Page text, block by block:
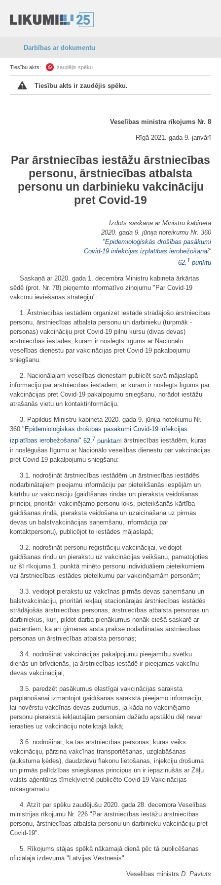
Darbības ar dokumentu
Tiesību akts: zaudējis spēku
Tiesību akts ir zaudējis spēku.
Veselības ministra rīkojums Nr. 8
Rīgā 2021. gada 9. janvārī
Par ārstniecības iestāžu ārstniecības
personu, ārstniecības atbalsta
personu un darbinieku vakcināciju
pret Covid-19
Izdots saskaņā ar Ministru kabineta
2020. gada 9. jūnija noteikumu Nr. 360
"Epidemioloģiskās drošības pasākumi
Covid-19 infekcijas izplatības ierobežošanai"
62. 1 punktu
Saskaņā ar 2020. gada 1. decembra Ministru kabineta ārkārtas
sēdē (prot. Nr. 78) pieņemto informatīvo ziņojumu "Par Covid-19
vakcīnu ieviešanas stratēģiju":
1. Ārstniecības iestādēm organizēt iestādē strādājošo ārstniecības
personu, ārstniecības atbalsta personu un darbinieku (turpmāk -
personas) vakcināciju pret Covid-19 pilnu kursu (divas devas)
ārstniecības iestādēs, kurām ir noslēgts līgums ar Nacionālo
veselības dienestu par vakcinācijas pret Covid-19 pakalpojumu
sniegšanu.
2. Nacionālajam veselības dienestam publicēt savā mājaslapā
informāciju par ārstniecības iestādēm, ar kurām ir noslēgts līgums par
vakcinācijas pret Covid-19 pakalpojumu sniegšanu, norādot iestāžu
atrašanās vietu un kontaktinformāciju.
3. Papildus Ministru kabineta 2020. gada 9. jūnija noteikumu Nr.
360 " Epidemioloģiskās drošības pasākumi Covid-19 infekcijas
izplatības ierobežošanai" 62. 7 punktam ārstniecības iestādēm, kuras
ir noslēgušas līgumu ar Nacionālo veselības dienestu par vakcinācijas
pret Covid-19 pakalpojumu sniegšanu:
3.1. nodrošināt ārstniecības iestādēm un ārstniecības iestādēs
nodarbinātajiem pieejamu informāciju par pieteikšanās iespējām un
kārtību uz vakcināciju (gaidīšanas rindas un pieraksta veidošanas
principi, prioritāri vakcinējamo personu loks, pieteikšanās kārtība
gaidīšanas rindā, pieraksta veidošana un uzaicināšana uz pirmās
devas un balstvakcinācijas saņemšanu, informācija par
kontaktpersonu), publicējot to iestādes mājaslapā;
3.2. nodrošināt personu reģistrāciju vakcinācijai, veidojot
gaidīšanas rindu un pierakstu uz vakcinācijas veikšanu, pamatojoties
uz šī rīkojuma 1. punktā minēto personu individuāliem pieteikumiem
vai ārstniecības iestādes pieteikumu par vakcinējamām personām;
3.3. veidojot pierakstu uz vakcīnas pirmās devas saņemšanu un
balstvakcināciju, prioritāri iekļauj stacionārajās ārstniecības iestādēs
strādājošās ārstniecības personas, ārstniecības atbalsta personas un
darbiniekus, kuri, pildot darba pienākumus nonāk ciešā saskarē ar
pacientiem, kā arī ģimenes ārsta praksē nodarbinātās ārstniecības
personas un ārstniecības atbalsta personas;
3.4. nodrošināt vakcinācijas pakalpojumu pieejamību svētku
dienās un brīvdienās, ja ārstniecības iestādē ir pieejamas vakcīnu
devas vakcinācijai;
3.5. paredzēt pasākumus elastīgai vakcinācijas saraksta
pārplānošanai izmantojot gaidīšanas sarakstā pieejamo informāciju,
lai novērstu vakcīnas devas zudumus, ja kāda no vakcinējamo
personu pierakstā iekļautajām personām dažādu apstākļu dēļ nevar
ierasties uz vakcināciju noteiktajā laikā;
3.6. nodrošināt, ka tās ārstniecības personas, kuras veiks
vakcināciju, pārzina vakcīnas transportēšanas, uzglabāšanas
(aukstuma ķēdes), daudzdevu flakonu lietošanas, injekciju drošuma
un pirmās palīdzības sniegšanas principus un ir iepazinušās ar Zāļu
valsts aģentūras tīmekļvietnē publicēto Covid-19 Vakcinācijas
rokasgrāmatu.
4. Atzīt par spēku zaudējušu 2020. gada 28. decembra Veselības
ministrijas rīkojumu Nr. 226 "Par ārstniecības iestāžu ārstniecības
personu, ārstniecības atbalsta personu un darbinieku vakcināciju pret
Covid-19".
5. Rīkojums stājas spēkā nākamajā dienā pēc tā publicēšanas
oficiālajā izdevumā "Latvijas Vēstnesis".
Veselības ministrs D. Pavļuts